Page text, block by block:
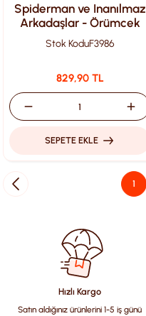
Spiderman ve Inanılmaz
Arkadaşlar - Örümcek
Adam 23cm F3986
Stok KoduF3986
829,90 TL
SEPETE EKLE
1
Hızlı Kargo
Satın aldığınız ürünlerini 1-5 iş günü